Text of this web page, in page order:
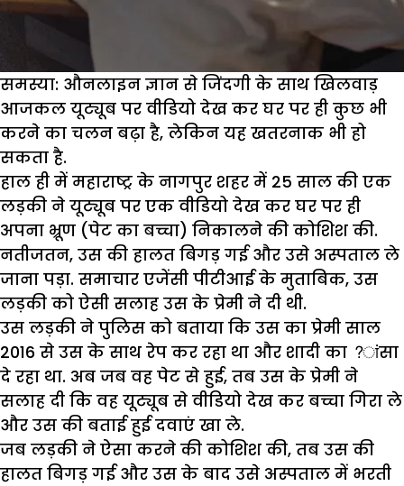
समस्या: औनलाइन ज्ञान से जिंदगी के साथ खिलवाड़
आजकल यूट्यूब पर वीडियो देख कर घर पर ही कुछ भी
करने का चलन बढ़ा है, लेकिन यह खतरनाक भी हो
सकता है.
हाल ही में महाराष्ट्र के नागपुर शहर में 25 साल की एक
लड़की ने यूट्यूब पर एक वीडियो देख कर घर पर ही
अपना भ्रूण (पेट का बच्चा) निकालने की कोशिश की.
नतीजतन, उस की हालत बिगड़ गई और उसे अस्पताल ले
जाना पड़ा. समाचार एजेंसी पीटीआई के मुताबिक, उस
लड़की को ऐसी सलाह उस के प्रेमी ने दी थी.
उस लड़की ने पुलिस को बताया कि उस का प्रेमी साल
2016 से उस के साथ रेप कर रहा था और शादी का ?ांसा
दे रहा था. अब जब वह पेट से हुई, तब उस के प्रेमी ने
सलाह दी कि वह यूट्यूब से वीडियो देख कर बच्चा गिरा ले
और उस की बताई हुई दवाएं खा ले.
जब लड़की ने ऐसा करने की कोशिश की, तब उस की
हालत बिगड़ गई और उस के बाद उसे अस्पताल में भरती